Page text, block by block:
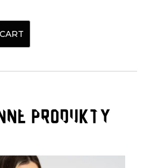
PRODUKTY